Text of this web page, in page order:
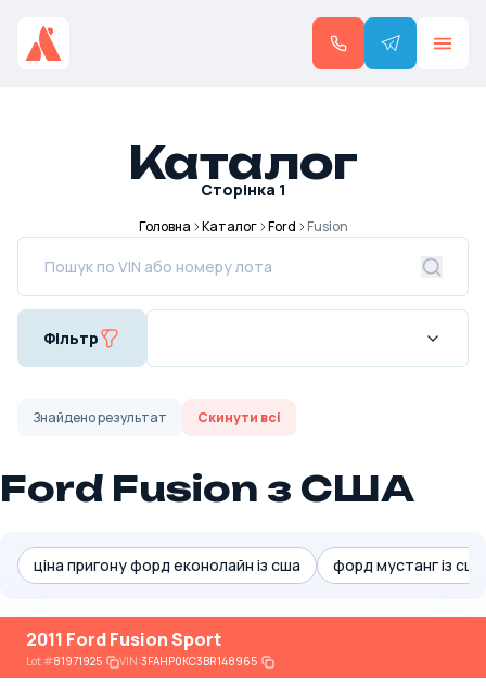
Каталог
Сторінка 1
Головна Каталог Ford Fusion
Фільтр
Знайденорезультат Скинути всі
Ford Fusion з США
ціна пригону форд еконолайн із сша форд мустанг із сша
2011 Ford Fusion Sport
Lot#81971925 VIN:3FAHP0KC3BR148965